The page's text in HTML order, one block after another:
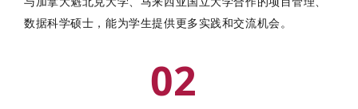
数据科学硕士，能为学生提供更多实践和交流机会。
02